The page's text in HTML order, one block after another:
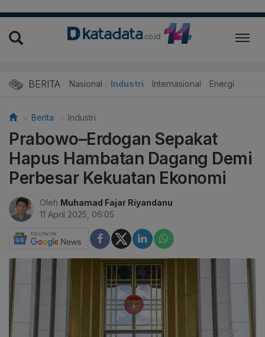
BERITA Nasional Industri Internasional Energi
Berita Industri
Prabowo–Erdogan Sepakat
Hapus Hambatan Dagang Demi
Perbesar Kekuatan Ekonomi
Oleh Muhamad Fajar Riyandanu
11 April 2025, 06:05